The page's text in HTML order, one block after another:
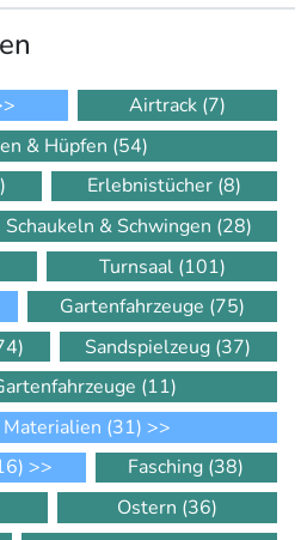
Airtrack (7)
& Hüpfen (54)
Erlebnistücher (8)
Schaukeln & Schwingen (28)
Turnsaal (101)
Gartenfahrzeuge (75)
Sandspielzeug (37)
(11)
(31) >>
>> Fasching (38)
Ostern (36)